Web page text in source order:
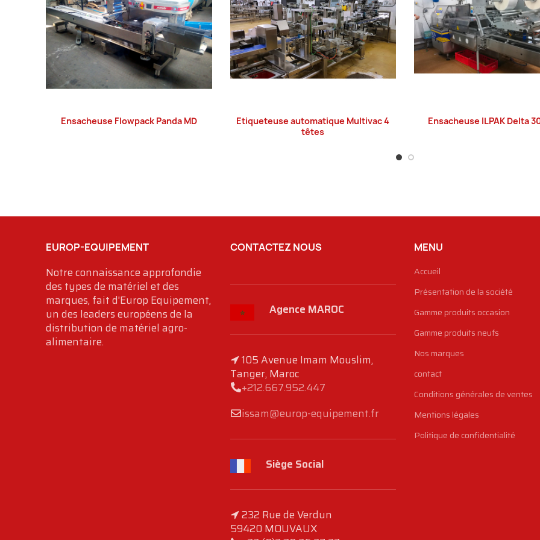
LIRE LA SUITE
Ensacheuse Flowpack Panda MD LIRE LA SUITE
Etiqueteuse automatique Multivac 4
têtes
LIRE LA SUITE
Ensacheuse ILPAK Delta
EUROP-EQUIPEMENT
Notre connaissance approfondie
des types de matériel et des
marques, fait d'Europ Equipement,
un des leaders européens de la
distribution de matériel agro-
alimentaire.
CONTACTEZ NOUS
Agence MAROC
105 Avenue Imam Mouslim,
Tanger, Maroc
+212.667.952.447
issam@europ-equipement.fr
Siège Social
232 Rue de Verdun
59420 MOUVAUX
MENU
Accueil
Présentation de la société
Gamme produits occasion
Gamme produits neufs
Nos marques
contact
Conditions générales de ventes
Mentions légales
Politique de confidentialité